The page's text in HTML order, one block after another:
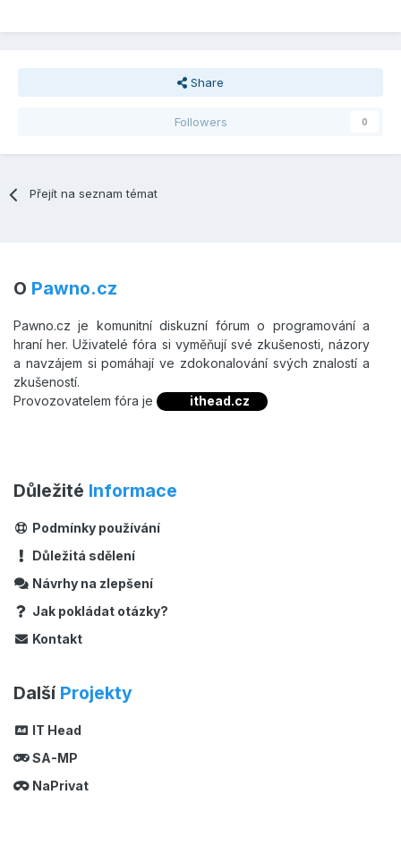
Share
Followers 0
Přejít na seznam témat
O Pawno.cz
Pawno.cz je komunitní diskuzní fórum o programování a
hraní her. Uživatelé fóra si vyměňují své zkušenosti, názory
a navzájem si pomáhají ve zdokonalování svých znalostí a
zkušeností.
Provozovatelem fóra je
ithead.cz
Důležité Informace
Podmínky používání
Důležitá sdělení
Návrhy na zlepšení
Jak pokládat otázky?
Kontakt
Další Projekty
IT Head
SA-MP
NaPrivat